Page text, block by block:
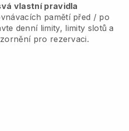
vlastní pravidla
pamětí před / po
denní limity, limity slotů a
pro rezervaci.